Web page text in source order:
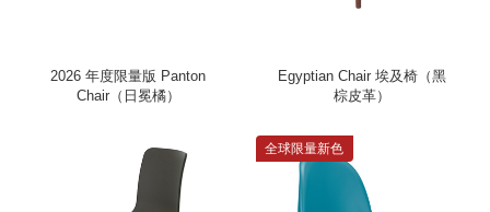
2026 年度限量版 Panton
Chair（日冕橘）
Egyptian Chair 埃及椅（黑
棕皮革）
全球限量新色